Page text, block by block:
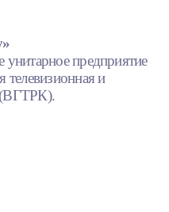
унитарное предприятие
телевизионная и
(ВГТРК).